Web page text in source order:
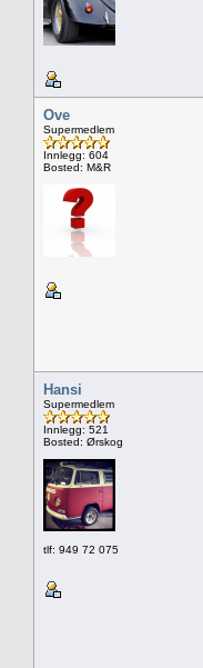
Ove
Supermedlem
Innlegg: 604
Bosted: M&R
Hansi
Supermedlem
Innlegg: 521
Bosted: Ørskog
tlf: 949 72 075